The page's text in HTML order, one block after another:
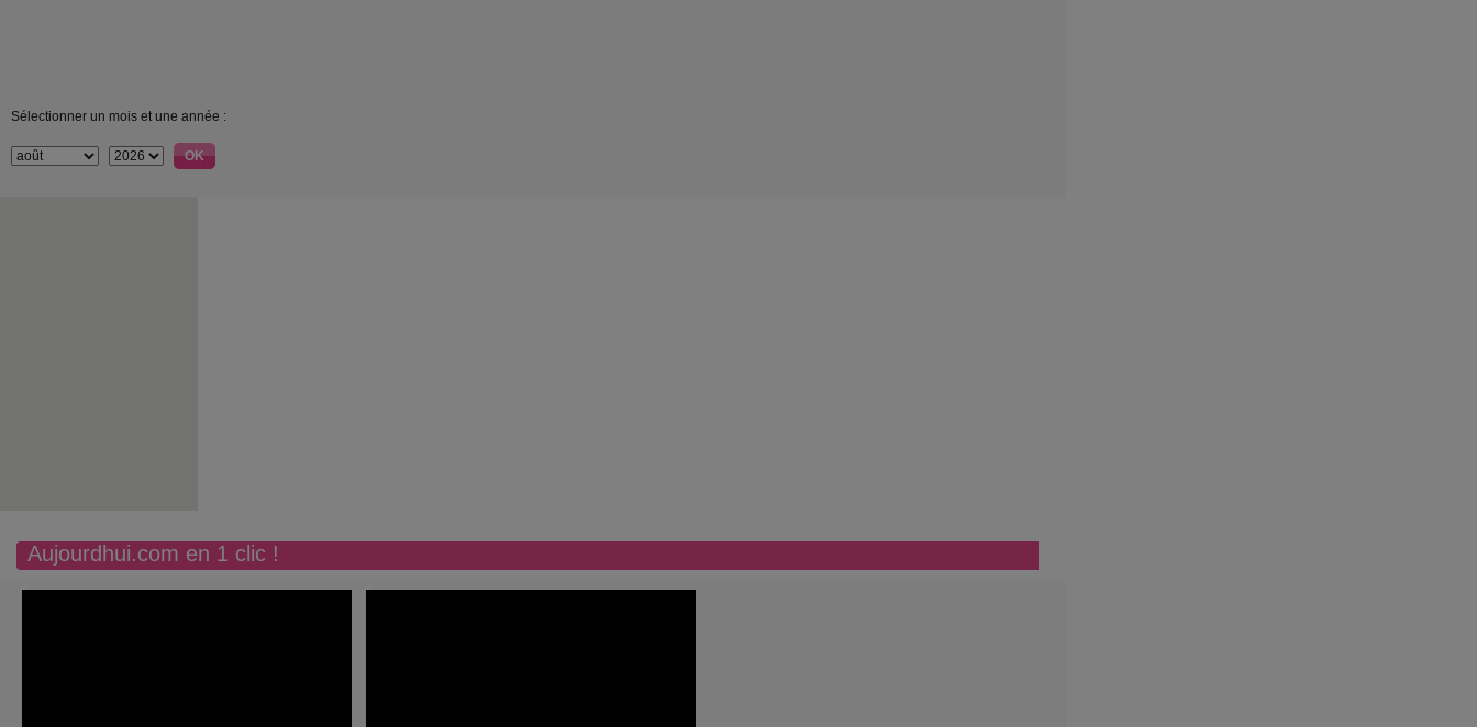
Sélectionner un mois et une année :
Aujourdhui.com en 1 clic !